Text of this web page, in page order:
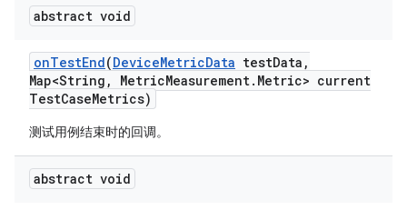
abstract void
onTestEnd(DeviceMetricData testData ,
Map<String , MetricMeasurement. Metric> current
TestCaseMetrics)
测试用例结束时的回调。
abstract void